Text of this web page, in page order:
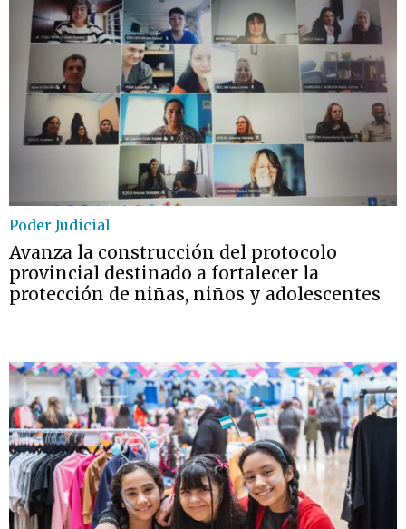
Poder Judicial
Avanza la construcción del protocolo
provincial destinado a fortalecer la
protección de niñas, niños y adolescentes